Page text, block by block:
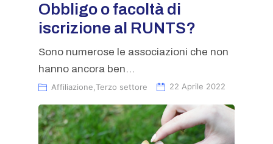
Obbligo o facoltà di
iscrizione al RUNTS?
Sono numerose le associazioni che non
hanno ancora ben...
Affiliazione Terzo settore 22 Aprile 2022